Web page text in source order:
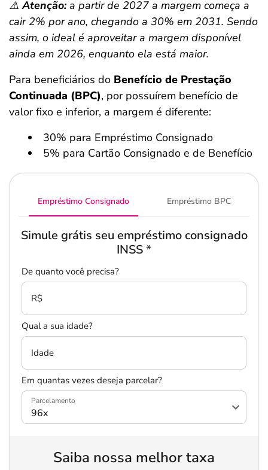
⚠️Atenção:a partir de 2027 a margem começa a
cair 2% por ano, chegando a 30% em 2031. Sendo
assim, o ideal é aproveitar a margem disponível
ainda em 2026, enquanto ela está maior.
Para beneficiários do Benefício de Prestação
Continuada (BPC), por possuírem benefício de
valor fixo e inferior, a margem é diferente:
30% para Empréstimo Consignado
5% para Cartão Consignado e de Benefício
Empréstimo Consignado Empréstimo BPC
Simule grátis seu empréstimo consignado
INSS*
De quanto você precisa?
R$
Qual a sua idade?
Idade
Em quantas vezes deseja parcelar?
Parcelamento
Saiba nossa melhor taxa